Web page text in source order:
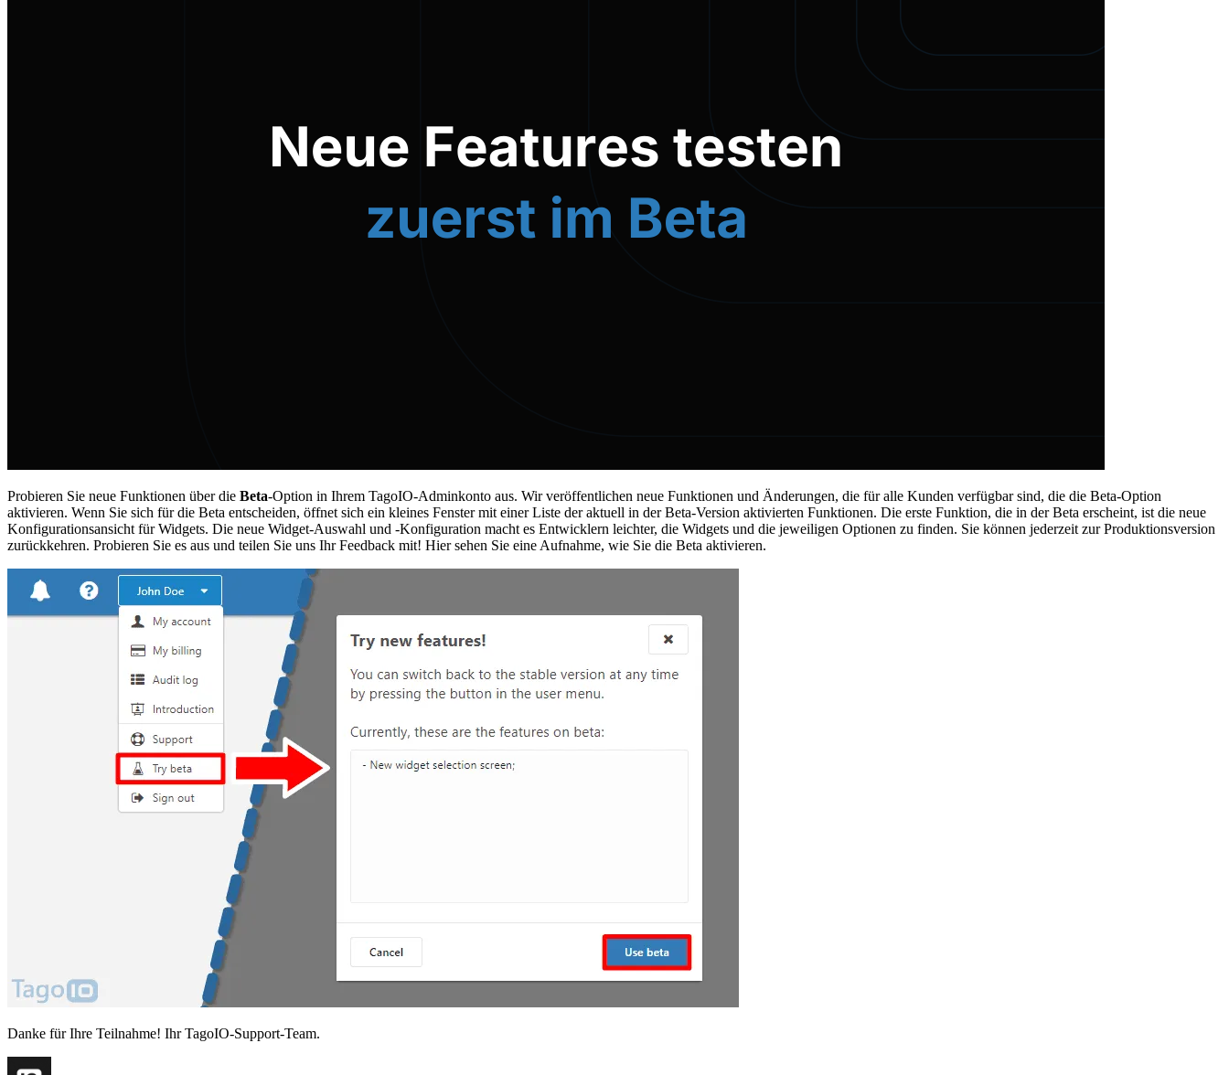
Probieren Sie neue Funktionen über die Beta-Option in Ihrem TagoIO-Adminkonto aus. Wir veröffentlichen neue Funktionen und Änderungen, die für alle Kunden verfügbar sind, die die Beta-Option
aktivieren. Wenn Sie sich für die Beta entscheiden, öffnet sich ein kleines Fenster mit einer Liste der aktuell in der Beta-Version aktivierten Funktionen. Die erste Funktion, die in der Beta erscheint, ist die neue
Konfigurationsansicht für Widgets. Die neue Widget-Auswahl und -Konfiguration macht es Entwicklern leichter, die Widgets und die jeweiligen Optionen zu finden. Sie können jederzeit zur Produktionsversion
zurückkehren. Probieren Sie es aus und teilen Sie uns Ihr Feedback mit! Hier sehen Sie eine Aufnahme, wie Sie die Beta aktivieren.
Danke für Ihre Teilnahme! Ihr TagoIO-Support-Team.